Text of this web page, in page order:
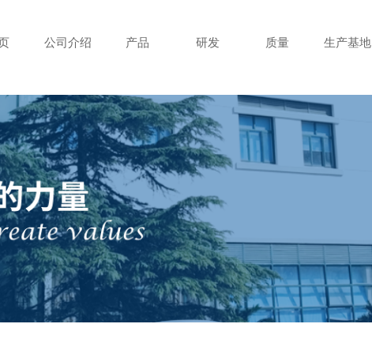
公司介绍 产品 研发 质量 生产基地